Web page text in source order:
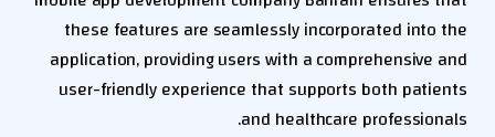
these features are seamlessly incorporated into the
application, providing users with a comprehensive and
user-friendly experience that supports both patients
and healthcare professionals.